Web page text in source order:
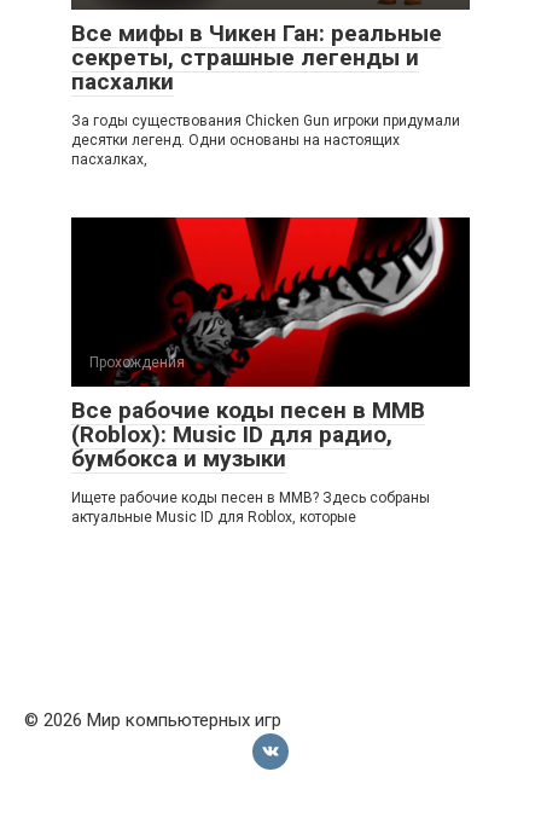
Все мифы в Чикен Ган: реальные
секреты, страшные легенды и
пасхалки
За годы существования Chicken Gun игроки придумали
десятки легенд. Одни основаны на настоящих
пасхалках,
Прохождения
Все рабочие коды песен в ММВ
(Roblox): Music ID для радио,
бумбокса и музыки
Ищете рабочие коды песен в ММВ? Здесь собраны
актуальные Music ID для Roblox, которые
© 2026 Мир компьютерных игр